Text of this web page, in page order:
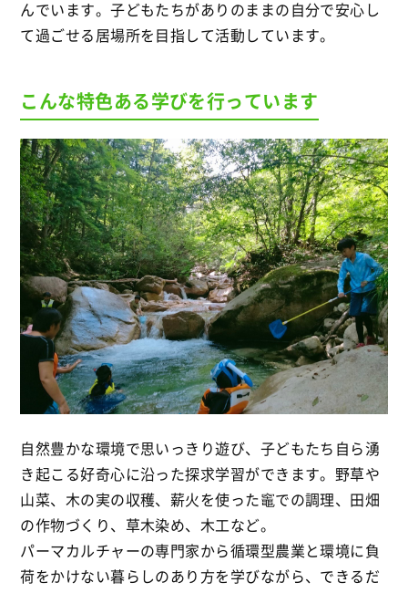
んでいます。子どもたちがありのままの自分で安心し
て過ごせる居場所を目指して活動しています。
こんな特色ある学びを行っています
自然豊かな環境で思いっきり遊び、子どもたち自ら湧
き起こる好奇心に沿った探求学習ができます。野草や
山菜、木の実の収穫、薪火を使った竈での調理、田畑
の作物づくり、草木染め、木工など。
パーマカルチャーの専門家から循環型農業と環境に負
荷をかけない暮らしのあり方を学びながら、できるだ